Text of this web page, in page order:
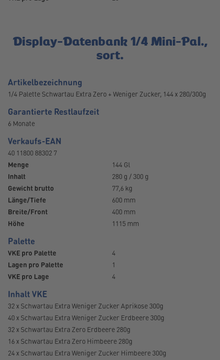
Display-Datenbank 1/4 Mini-Pal.,
sort.
Artikelbezeichnung
1/4 Palette Schwartau Extra Zero + Weniger Zucker, 144 x 280/300g
Garantierte Restlaufzeit
6 Monate
Verkaufs-EAN
40 11800 88302 7
Menge
144 Gl
Inhalt
280 g / 300 g
Gewicht brutto
77,6 kg
Länge/Tiefe
600 mm
Breite/Front
400 mm
Höhe
1115 mm
Palette
VKE pro Palette
4
Lagen pro Palette
1
VKE pro Lage
4
Inhalt VKE
32 x Schwartau Extra Weniger Zucker Aprikose 300g
40 x Schwartau Extra Weniger Zucker Erdbeere 300g
32 x Schwartau Extra Zero Erdbeere 280g
16 x Schwartau Extra Zero Himbeere 280g
24 x Schwartau Extra Weniger Zucker Himbeere 300g